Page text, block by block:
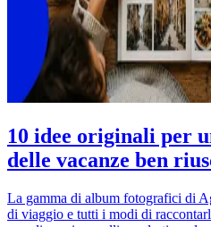
10 idee originali per
delle vacanze ben
La gamma di album fotografici di
di viaggio e tutti i modi di